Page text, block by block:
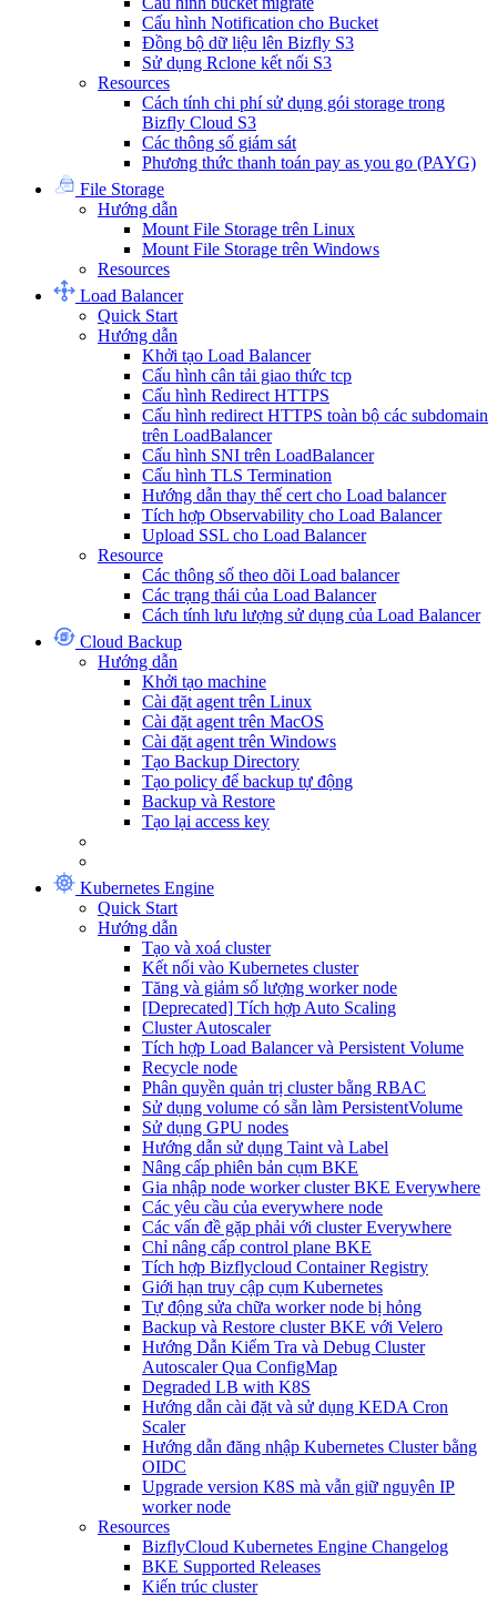
Cấu hình Notification cho Bucket
Đồng bộ dữ liệu lên Bizfly S3
Sử dụng Rclone kết nối S3
Resources
Cách tính chi phí sử dụng gói storage trong
Bizfly Cloud S3
Các thông số giám sát
Phương thức thanh toán pay as you go (PAYG)
File Storage
Hướng dẫn
Mount File Storage trên Linux
Mount File Storage trên Windows
Resources
Load Balancer
Quick Start
Hướng dẫn
Khởi tạo Load Balancer
Cấu hình cân tải giao thức tcp
Cấu hình Redirect HTTPS
Cấu hình redirect HTTPS toàn bộ các subdomain
trên LoadBalancer
Cấu hình SNI trên LoadBalancer
Cấu hình TLS Termination
Hướng dẫn thay thế cert cho Load balancer
Tích hợp Observability cho Load Balancer
Upload SSL cho Load Balancer
Resource
Các thông số theo dõi Load balancer
Các trạng thái của Load Balancer
Cách tính lưu lượng sử dụng của Load Balancer
Cloud Backup
Hướng dẫn
Khởi tạo machine
Cài đặt agent trên Linux
Cài đặt agent trên MacOS
Cài đặt agent trên Windows
Tạo Backup Directory
Tạo policy để backup tự động
Backup và Restore
Tạo lại access key
Kubernetes Engine
Quick Start
Hướng dẫn
Tạo và xoá cluster
Kết nối vào Kubernetes cluster
Tăng và giảm số lượng worker node
[Deprecated] Tích hợp Auto Scaling
Cluster Autoscaler
Tích hợp Load Balancer và Persistent Volume
Recycle node
Phân quyền quản trị cluster bằng RBAC
Sử dụng volume có sẵn làm PersistentVolume
Sử dụng GPU nodes
Hướng dẫn sử dụng Taint và Label
Nâng cấp phiên bản cụm BKE
Gia nhập node worker cluster BKE Everywhere
Các yêu cầu của everywhere node
Các vấn đề gặp phải với cluster Everywhere
Chỉ nâng cấp control plane BKE
Tích hợp Bizflycloud Container Registry
Giới hạn truy cập cụm Kubernetes
Tự động sửa chữa worker node bị hỏng
Backup và Restore cluster BKE với Velero
Hướng Dẫn Kiểm Tra và Debug Cluster
Autoscaler Qua ConfigMap
Degraded LB with K8S
Hướng dẫn cài đặt và sử dụng KEDA Cron
Scaler
Hướng dẫn đăng nhập Kubernetes Cluster bằng
OIDC
Upgrade version K8S mà vẫn giữ nguyên IP
worker node
Resources
BizflyCloud Kubernetes Engine Changelog
BKE Supported Releases
Kiến trúc cluster